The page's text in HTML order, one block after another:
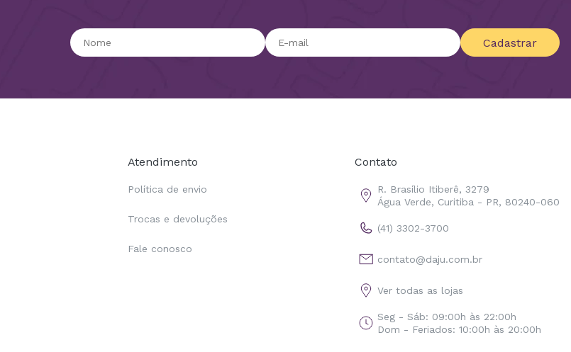
Cadastrar
Atendimento
Política de envio
Trocas e devoluções
Fale conosco
Contato
R. Brasílio Itiberê, 3279
Água Verde, Curitiba - PR, 80240-060
(41) 3302-3700
contato@daju.com.br
Ver todas as lojas
Seg - Sáb: 09:00h às 22:00h
Dom - Feriados: 10:00h às 20:00h